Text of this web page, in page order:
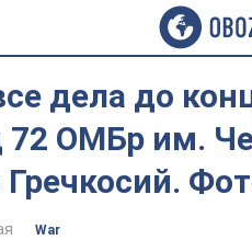
дела до
72 ОМБр им.
War